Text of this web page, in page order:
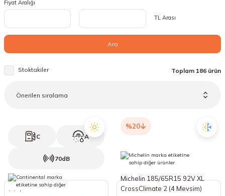
18 Lastikler
19 Lastikler
23 Lastikler
24 Lastikler
19 Lastikler
Fiyat Aralığı
TL Arası
Ara
Stoktakiler Toplam 186 ürün
C A
70dB
%20
Michelin 185/65R15 92V XL
CrossClimate 2 (4 Mevsim)